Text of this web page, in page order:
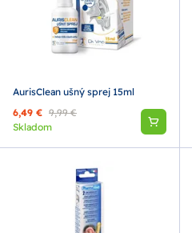
AurisClean ušný sprej 15ml
6,49 € 9,99 €
Skladom